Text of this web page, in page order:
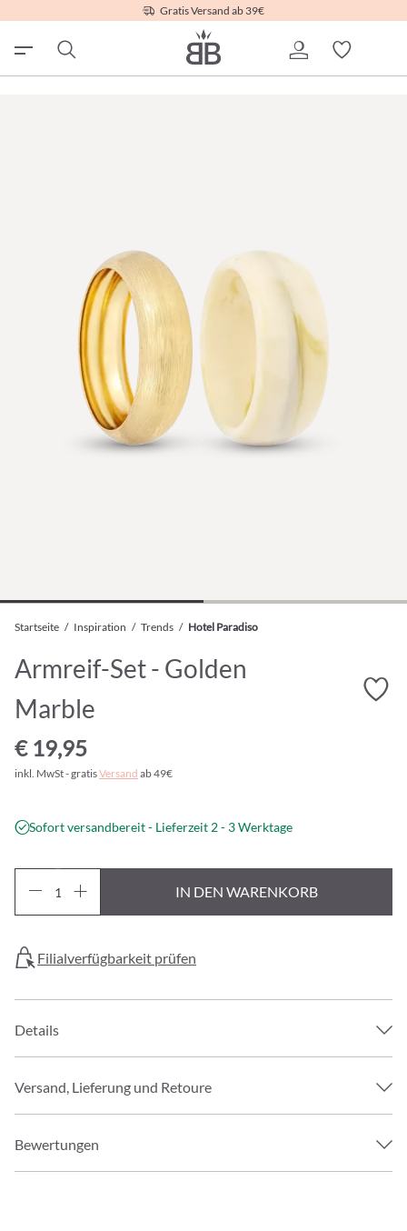
Gratis Versand ab 39€
Startseite / Inspiration / Trends / Hotel Paradiso
Armreif-Set - Golden
Marble
€ 19,95
inkl. MwSt - gratisVersand ab 49€
Sofort versandbereit - Lieferzeit 2 - 3 Werktage
IN DEN WARENKORB
Filialverfügbarkeit prüfen
Details
Versand, Lieferung und Retoure
Bewertungen